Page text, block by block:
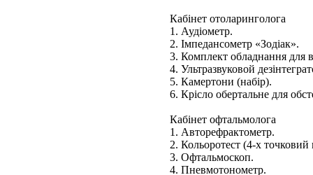
Кабінет отоларинголога
1. Аудіометр.
2. Імпедансометр «Зодіак».
3. Комплект обладнання для
4. Ультразвуковой
5. Камертони (набір).
6. Крісло обертальне для
Кабінет офтальмолога
1. Авторефрактометр.
2. Кольоротест (4-х
3. Офтальмоскоп.
4. Пневмотонометр.